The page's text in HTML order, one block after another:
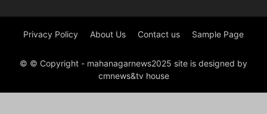
Privacy Policy About Us Contact us Sample Page
© © Copyright - mahanagarnews2025 site is designed by
cmnews&tv house